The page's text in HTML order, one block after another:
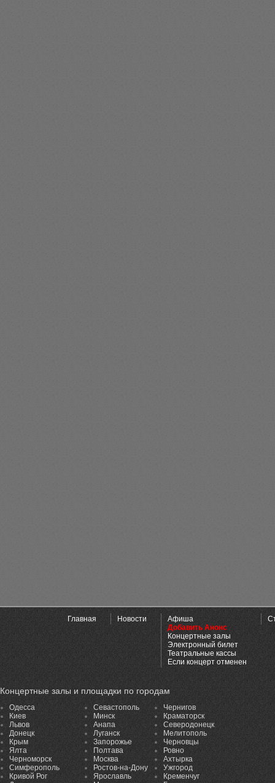
Главная Новости
Афиша
Добавить Анонс
Концертные залы
Электронный билет
Театральные кассы
Если концерт отменен
Концертные залы и площадки по городам
Одесса
Киев
Львов
Донецк
Крым
Ялта
Черноморск
Симферополь
Кривой Рог
Севастополь
Минск
Анапа
Луганск
Запорожье
Полтава
Москва
Ростов-на-Дону
Ярославль
Чернигов
Краматорск
Северодонецк
Мелитополь
Черновцы
Ровно
Ахтырка
Ужгород
Кременчуг